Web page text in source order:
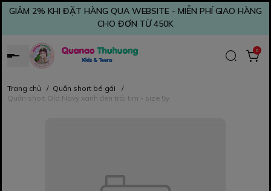
GIẢM 2% KHI ĐẶT HÀNG QUA WEBSITE - MIỄN PHÍ GIAO HÀNG
CHO ĐƠN TỪ 450K
0
Trang chủ / Quần short bé gái
/
Quần short Old Navy xanh đen trái tim - size 5y